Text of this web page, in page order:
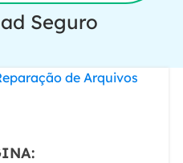
Seguro
de Arquivos